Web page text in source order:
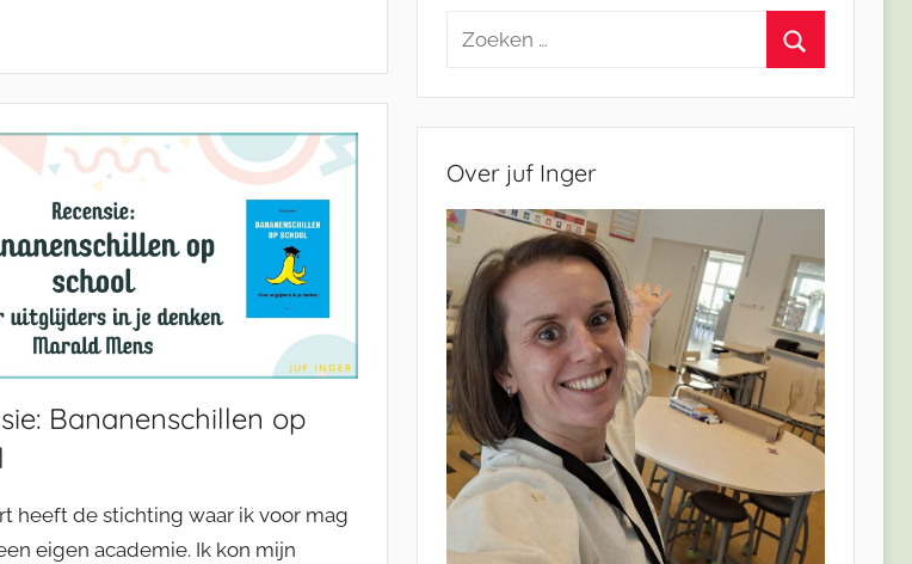
Bananenschillen op
heeft de stichting waar ik voor mag
eigen academie. Ik kon mijn
Zoeken
Over juf Inger